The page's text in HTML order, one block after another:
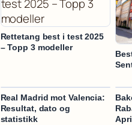
Rettetang best i test 2025
– Topp 3 modeller
Real Madrid mot Valencia:
Resultat, dato og
statistikk